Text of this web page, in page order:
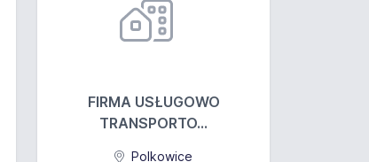
FIRMA USŁUGOWO
TRANSPORTO...
Polkowice